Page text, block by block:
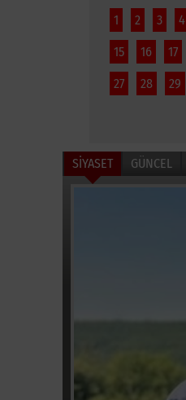
SİYASET GÜNCEL
1 2 3 4
15 16 17
27 28 29